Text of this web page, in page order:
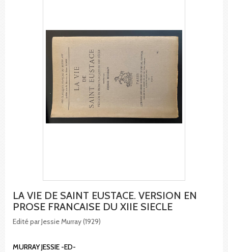
LA VIE DE SAINT EUSTACE. VERSION EN
PROSE FRANCAISE DU XIIE SIECLE
Edité par Jessie Murray (1929)
MURRAY JESSIE -ED-